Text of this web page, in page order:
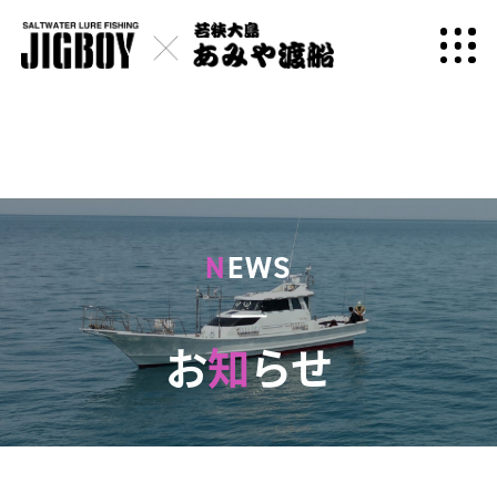
NEWS
お知らせ